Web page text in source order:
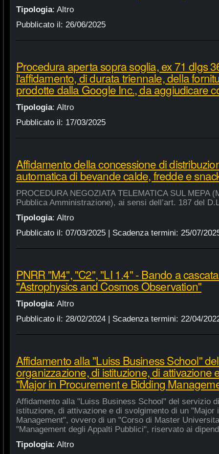
Tipologia: Altro
Pubblicato il: 26/06/2025
Procedura aperta sopra soglia, ex 71 dlgs
l'affidamento, di durata triennale, della
prodotte dalla Google Inc., da aggiudicare
Tipologia: Altro
Pubblicato il: 17/03/2025
Affidamento della concessione di
automatica di bevande calde, fredde e
PROCEDURA NEGOZIATA TELEMATICA SUL MEPA
Pubblica Amministrazione), ai sensi dell’art. 187 del
Tipologia: Altro
Pubblicato il: 07/03/2025| Scadenza termini: 25/07/
PNRR "M4", "C2", "LI 1.4" - Bando a
"Astrophysics and Cosmos Observation"
Tipologia: Altro
Pubblicato il: 28/02/2024| Scadenza termini: 22/04/
Affidamento alla "Luiss Business School"
organizzazione, di istituzione, di attivazione
"Major in Procurement e Bidding
Affidamento alla "Luiss Business School" del servizio
istituzione, di attivazione e di svolgimento di un "Major
Management", ovvero di un "Corso di Master
"Management degli Appalti Pubblici", riservato ai
Tipologia: Altro